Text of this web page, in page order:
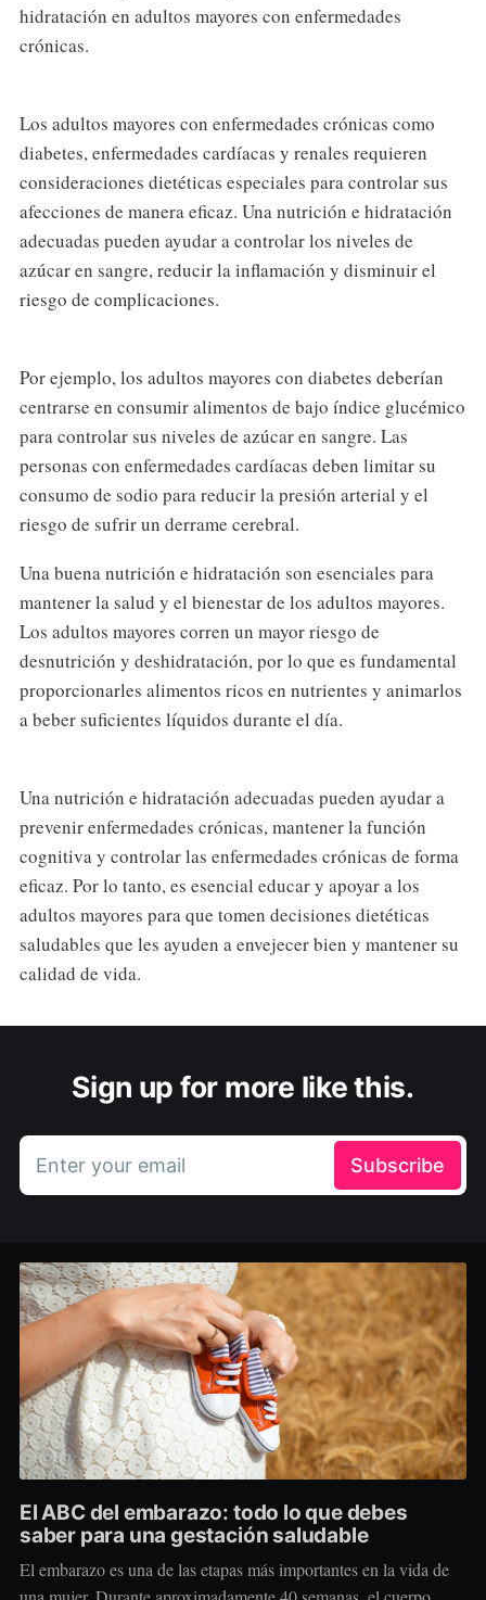
hidratación en adultos mayores con enfermedades
crónicas.
Los adultos mayores con enfermedades crónicas como
diabetes, enfermedades cardíacas y renales requieren
consideraciones dietéticas especiales para controlar sus
afecciones de manera eficaz. Una nutrición e hidratación
adecuadas pueden ayudar a controlar los niveles de
azúcar en sangre, reducir la inflamación y disminuir el
riesgo de complicaciones.
Por ejemplo, los adultos mayores con diabetes deberían
centrarse en consumir alimentos de bajo índice glucémico
para controlar sus niveles de azúcar en sangre. Las
personas con enfermedades cardíacas deben limitar su
consumo de sodio para reducir la presión arterial y el
riesgo de sufrir un derrame cerebral.
Una buena nutrición e hidratación son esenciales para
mantener la salud y el bienestar de los adultos mayores.
Los adultos mayores corren un mayor riesgo de
desnutrición y deshidratación, por lo que es fundamental
proporcionarles alimentos ricos en nutrientes y animarlos
a beber suficientes líquidos durante el día.
Una nutrición e hidratación adecuadas pueden ayudar a
prevenir enfermedades crónicas, mantener la función
cognitiva y controlar las enfermedades crónicas de forma
eficaz. Por lo tanto, es esencial educar y apoyar a los
adultos mayores para que tomen decisiones dietéticas
saludables que les ayuden a envejecer bien y mantener su
calidad de vida.
Sign up for more like this.
Enter your email Subscribe
El ABC del embarazo: todo lo que debes
saber para una gestación saludable
El embarazo es una de las etapas más importantes en la vida de